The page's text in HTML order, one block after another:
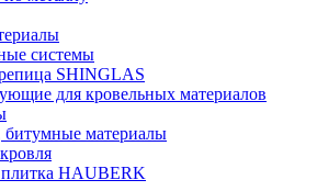
системы
SHINGLAS
для кровельных материалов
битумные материалы
HAUBERK